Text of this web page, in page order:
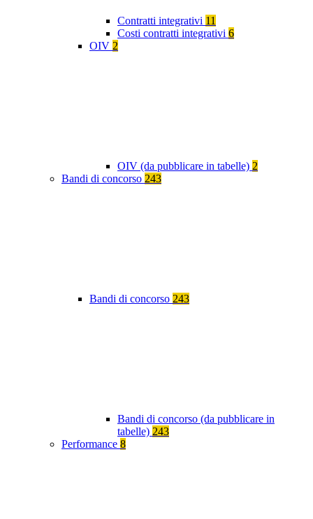
Contratti integrativi 11
Costi contratti integrativi 6
OIV 2
OIV (da pubblicare in tabelle) 2
Bandi di concorso 243
Bandi di concorso 243
Bandi di concorso (da pubblicare in
tabelle) 243
Performance 8